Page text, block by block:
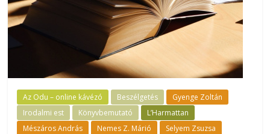
Az Odu – online kávézó Beszélgetés
Gyenge Zoltán
Irodalmi est
Könyvbemutató
L’Harmattan
Mészáros András
Nemes Z. Márió
Selyem Zsuzsa